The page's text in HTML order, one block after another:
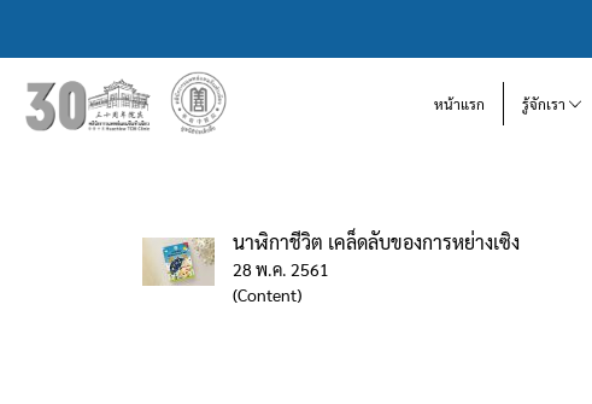
หน้าแรก รู้จักเรา
นาฬิกาชีวิต เคล็ดลับของการหย่างเซิง
28 พ.ค. 2561
(Content)